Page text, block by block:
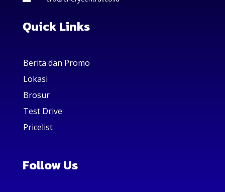
Quick Links
Berita dan Promo
Lokasi
Brosur
Test Drive
Pricelist
Follow Us